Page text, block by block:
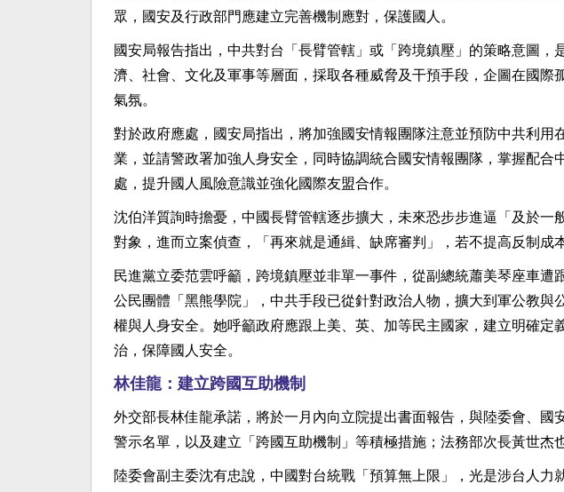
眾，國安及行政部門應建立完善機制應對，保護國人。
國安局報告指出，中共對台「長臂管轄」或「跨境鎮壓」的策略意圖，
濟、社會、文化及軍事等層面，採取各種威脅及干預手段，企圖在國際
氣氛。
對於政府應處，國安局指出，將加強國安情報團隊注意並預防中共利用
業，並請警政署加強人身安全，同時協調統合國安情報團隊，掌握配合
處，提升國人風險意識並強化國際友盟合作。
沈伯洋質詢時擔憂，中國長臂管轄逐步擴大，未來恐步步進逼「及於一
對象，進而立案偵查，「再來就是通緝、缺席審判」，若不提高反制成
民進黨立委范雲呼籲，跨境鎮壓並非單一事件，從副總統蕭美琴座車遭
公民團體「黑熊學院」，中共手段已從針對政治人物，擴大到軍公教與
權與人身安全。她呼籲政府應跟上美、英、加等民主國家，建立明確定
治，保障國人安全。
林佳龍：建立跨國互助機制
外交部長林佳龍承諾，將於一月內向立院提出書面報告，與陸委會、國
警示名單，以及建立「跨國互助機制」等積極措施；法務部次長黃世杰
陸委會副主委沈有忠說，中國對台統戰「預算無上限」，光是涉台人力